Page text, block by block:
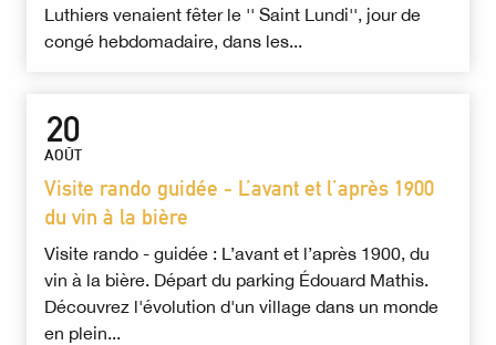
Luthiers venaient fêter le '' Saint Lundi'', jour de
congé hebdomadaire, dans les...
20
AOÛT
Visite rando guidée - L’avant et l’après 1900
du vin à la bière
Visite rando - guidée : L’avant et l’après 1900, du
vin à la bière. Départ du parking Édouard Mathis.
Découvrez l'évolution d'un village dans un monde
en plein...